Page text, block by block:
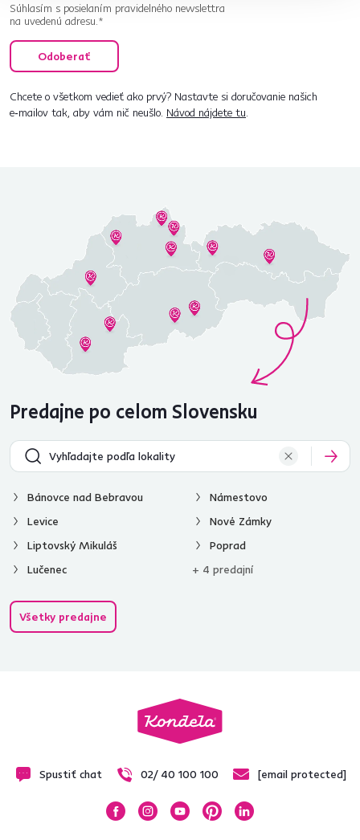
Súhlasím s posielaním pravidelného newslettra
na uvedenú adresu.*
Odoberať
Chcete o všetkom vedieť ako prvý? Nastavte si doručovanie našich
e‑mailov tak, aby vám nič neušlo. Návod nájdete tu.
Predajne po celom Slovensku
Bánovce nad Bebravou
Levice
Liptovský Mikuláš
Lučenec
Námestovo
Nové Zámky
Poprad
+ 4 predajní
Všetky predajne
Spustiť chat 02/ 40 100 100 [email protected]